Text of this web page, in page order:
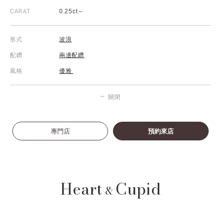
CARAT 0.25ct～
形式 波浪
配鑽 兩邊配鑽
風格 優雅
關閉
專門店 預約來店
Heart & Cupid